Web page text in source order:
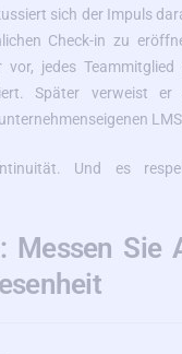
sich der Impuls
Check-in zu
vor, jedes
Später verweist er
LMS.
Und es
Messen Sie